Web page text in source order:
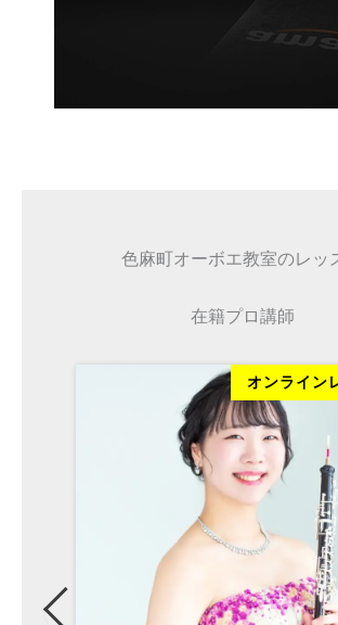
色麻町オーボエ教室のレッ
在籍プロ講師
オンライン